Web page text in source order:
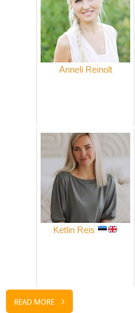
Anneli Reinolt
Ketlin Reis
READ MORE